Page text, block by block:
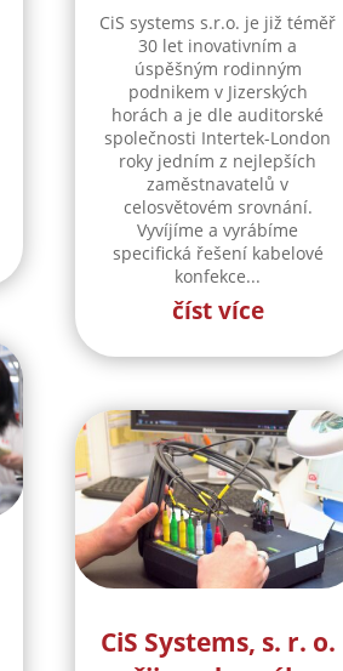
CiS systems s.r.o. je již téměř
30 let inovativním a
úspěšným rodinným
podnikem v Jizerských
horách a je dle auditorské
společnosti Intertek-London
roky jedním z nejlepších
zaměstnavatelů v
celosvětovém srovnání.
Vyvíjíme a vyrábíme
specifická řešení kabelové
konfekce...
číst více
CiS Systems, s. r. o.